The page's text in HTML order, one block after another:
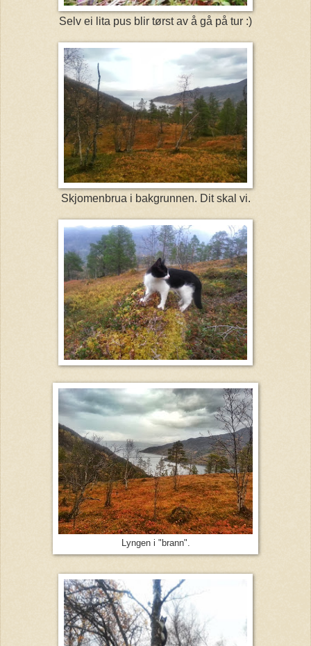
Selv ei lita pus blir tørst av å gå på tur :)
Skjomenbrua i bakgrunnen. Dit skal vi.
Lyngen i "brann".